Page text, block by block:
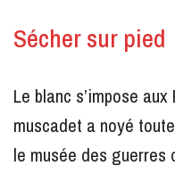
Sécher sur pied
Le blanc s’impose aux
muscadet a noyé
le musée des guerres